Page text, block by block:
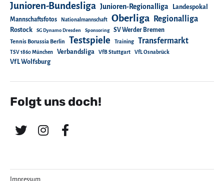
Junioren-Bundesliga Junioren-Regionalliga
Landespokal
Mannschaftsfotos
Nationalmannschaft Oberliga Regionalliga
Rostock SG Dynamo Dresden Sponsoring SV Werder Bremen
Tennis Borussia Berlin Testspiele Training Transfermarkt
TSV 1860 München Verbandsliga VfB Stuttgart VfL Osnabrück
VfL Wolfsburg
Folgt uns doch!